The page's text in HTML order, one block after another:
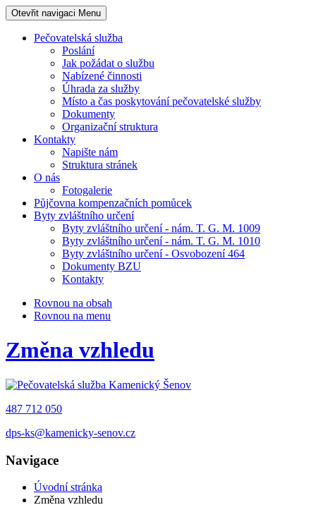
Otevřit navigaci Menu
Pečovatelská služba
Poslání
Jak požádat o službu
Nabízené činnosti
Úhrada za služby
Místo a čas poskytování pečovatelské služby
Dokumenty
Organizační struktura
Kontakty
Napište nám
Struktura stránek
O nás
Fotogalerie
Půjčovna kompenzačních pomůcek
Byty zvláštního určení
Byty zvláštního určení - nám. T. G. M. 1009
Byty zvláštního určení - nám. T. G. M. 1010
Byty zvláštního určení - Osvobození 464
Dokumenty BZU
Kontakty
Rovnou na obsah
Rovnou na menu
Změna vzhledu
487 712 050
dps-ks@kamenicky-senov.cz
Navigace
Úvodní stránka
Změna vzhledu